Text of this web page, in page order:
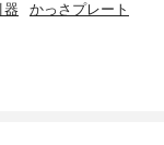
器 かっさプレート